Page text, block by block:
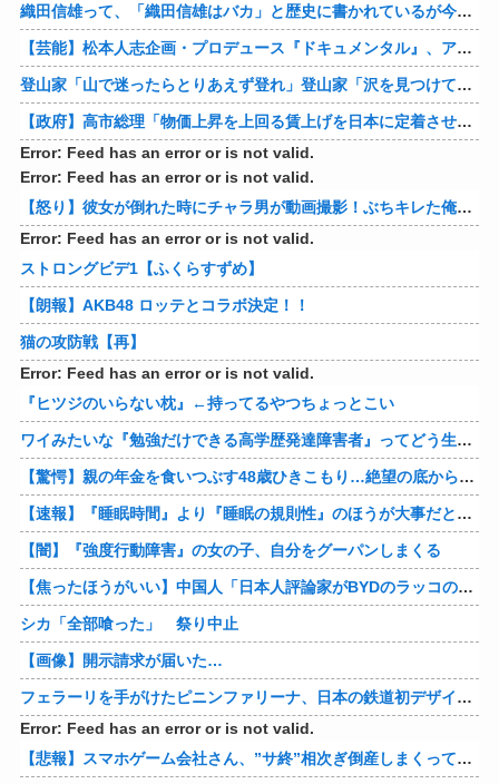
織田信雄って、「織田信雄はバカ」と歴史に書かれているが今まで家が残っているんでバカではないよな？
【芸能】松本人志企画・プロデュース『ドキュメンタル』、アメリカで初の制作が決定
登山家「山で迷ったらとりあえず登れ」登山家「沢を見つけて下山しろ」←これ結局どっちが正解なの？
【政府】高市総理「物価上昇を上回る賃上げを日本に定着させる」 国家公務員月給3.51％増へ 人事院の勧告を受け
Error: Feed has an error or is not valid.
Error: Feed has an error or is not valid.
【怒り】彼女が倒れた時にチャラ男が動画撮影！ぶちキレた俺がしたことｗｗｗｗ 他
Error: Feed has an error or is not valid.
ストロングビデ1【ふくらすずめ】
【朗報】AKB48 ロッテとコラボ決定！！
猫の攻防戦【再】
Error: Feed has an error or is not valid.
『ヒツジのいらない枕』←持ってるやつちょっとこい
ワイみたいな『勉強だけできる高学歴発達障害者』ってどう生きたらいいんや？
【驚愕】親の年金を食いつぶす48歳ひきこもり…絶望の底から家族を救ったのは『障害基礎年金』だった
【速報】『睡眠時間』より『睡眠の規則性』のほうが大事だと判明
【闇】『強度行動障害』の女の子、自分をグーパンしまくる
【焦ったほうがいい】中国人「日本人評論家がBYDのラッコの装備を褒めてるけど中国では基本的な装備やぞ…？」
シカ「全部喰った」 祭り中止
【画像】開示請求が届いた…
フェラーリを手がけたピニンファリーナ、日本の鉄道初デザイン。南海電鉄が新たな空港特急をなにわ筋線へ導入
Error: Feed has an error or is not valid.
【悲報】スマホゲーム会社さん、”サ終”相次ぎ倒産しまくってる模様